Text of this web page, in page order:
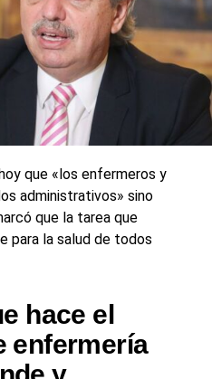
que «los enfermeros y
administrativos» sino
que la tarea que
para la salud de todos
hace el
enfermería